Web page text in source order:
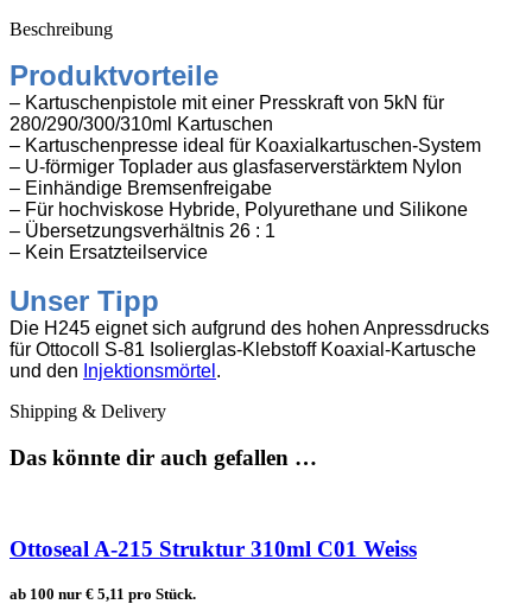
Beschreibung
Produktvorteile
– Kartuschenpistole mit einer Presskraft von 5kN für
280/290/300/310ml Kartuschen
– Kartuschenpresse ideal für Koaxialkartuschen-System
– U-förmiger Toplader aus glasfaserverstärktem Nylon
– Einhändige Bremsenfreigabe
– Für hochviskose Hybride, Polyurethane und Silikone
– Übersetzungsverhältnis 26 : 1
– Kein Ersatzteilservice
Unser Tipp
Die H245 eignet sich aufgrund des hohen Anpressdrucks
für Ottocoll
S-81 Isolierglas-Klebstoff Koaxial-Kartusche
und den Injektionsmörtel .
Shipping & Delivery
Das könnte dir auch gefallen …
Ottoseal A-215 Struktur 310ml C01 Weiss
ab 100 nur € 5,11 pro Stück.